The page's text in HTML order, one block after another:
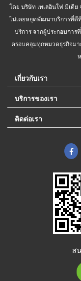
โดย บริษัท เทเลอินโฟ มีเดี
ไม่เคยหยุดพัฒนาบริการที่ดี
บริการ จากผู้ประกอบการ
ครอบคลุมทุกหมวดธุรกิจมา
เกี่ยวกับเรา
บริการของเรา
ติดต่อเรา
ส